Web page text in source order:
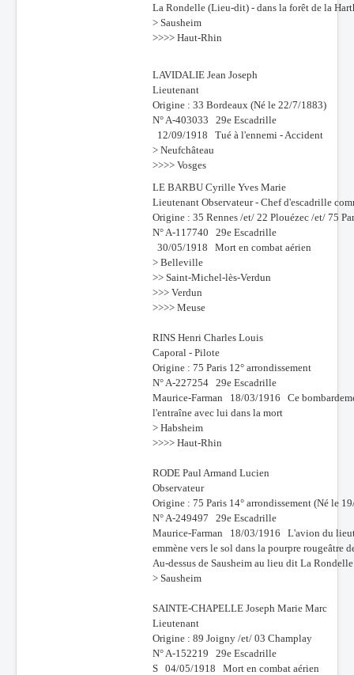
La Rondelle (Lieu-dit) - dans la forêt de la
> Sausheim
>>>> Haut-Rhin
LAVIDALIE Jean Joseph
Lieutenant
Origine : 33 Bordeaux (Né le 22/7/1883)
N° A-403033 29e Escadrille
12/09/1918 Tué à l'ennemi - Accident
> Neufchâteau
>>>> Vosges
LE BARBU Cyrille Yves Marie
Lieutenant Observateur - Chef d'escadrille
Origine : 35 Rennes /et/ 22 Plouézec /et/ 75
N° A-117740 29e Escadrille
30/05/1918 Mort en combat aérien
> Belleville
>> Saint-Michel-lès-Verdun
>>> Verdun
>>>> Meuse
RINS Henri Charles Louis
Caporal - Pilote
Origine : 75 Paris 12° arrondissement
N° A-227254 29e Escadrille
Maurice-Farman 18/03/1916 Ce
l'entraîne avec lui dans la mort
> Habsheim
>>>> Haut-Rhin
RODE Paul Armand Lucien
Observateur
Origine : 75 Paris 14° arrondissement (Né le
N° A-249497 29e Escadrille
Maurice-Farman 18/03/1916 L'avion du
emmène vers le sol dans la pourpre rougeâtre
Au-dessus de Sausheim au lieu dit La Rondelle
> Sausheim
SAINTE-CHAPELLE Joseph Marie Marc
Lieutenant
Origine : 89 Joigny /et/ 03 Champlay
N° A-152219 29e Escadrille
S 04/05/1918 Mort en combat aérien